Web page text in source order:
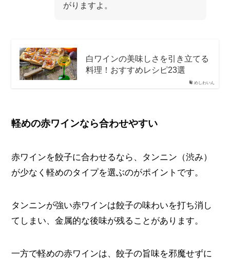
がりますよ。
めしわいん
白ワインの美味しさを引き立てる
料理！おすすめレシピ23選
軽めの赤ワインなら合わせやすい
赤ワインを餃子に合わせるなら、タンニン（渋み）
が少なく軽めのタイプを選ぶのがポイントです。
タンニンが強い赤ワインは餃子の味わいを打ち消し
てしまい、金属的な後味が残ることがあります。
一方で軽めの赤ワインは、餃子の旨味を邪魔せずに